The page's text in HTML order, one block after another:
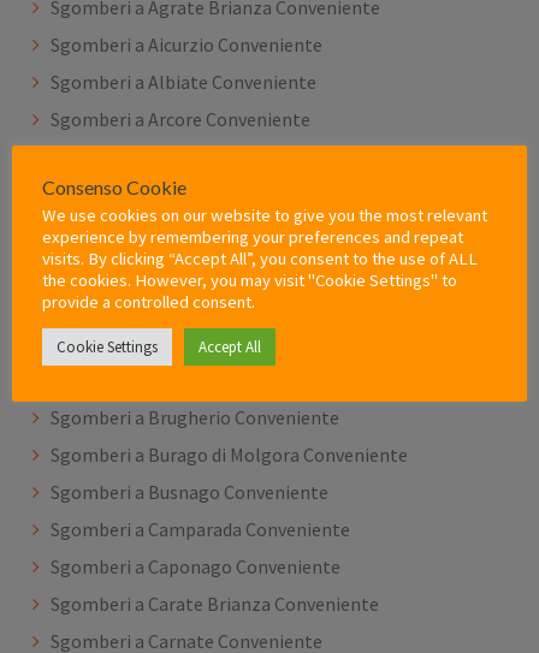
Sgomberi a Agrate Brianza Conveniente
Sgomberi a Aicurzio Conveniente
Sgomberi a Albiate Conveniente
Sgomberi a Arcore Conveniente
Sgomberi a Bellusco Conveniente
Sgomberi a Bernareggio Conveniente
Sgomberi a Besana in Brianza Conveniente
Sgomberi a Biassono Conveniente
Sgomberi a Bovisio-Masciago Conveniente
Sgomberi a Brugherio Conveniente
Sgomberi a Burago di Molgora Conveniente
Sgomberi a Busnago Conveniente
Sgomberi a Camparada Conveniente
Sgomberi a Caponago Conveniente
Sgomberi a Carate Brianza Conveniente
Sgomberi a Carnate Conveniente
Consenso Cookie
We use cookies on our website to give you the most relevant
experience by remembering your preferences and repeat
visits. By clicking “Accept All”, you consent to the use of ALL
the cookies. However, you may visit "Cookie Settings" to
provide a controlled consent.
Cookie Settings Accept All